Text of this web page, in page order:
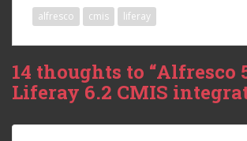
alfresco cmis liferay
14 thoughts to “Alfresco
Liferay 6.2 CMIS